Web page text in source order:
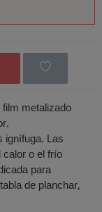
metalizado
ignífuga. Las
o el frío
para
de planchar,